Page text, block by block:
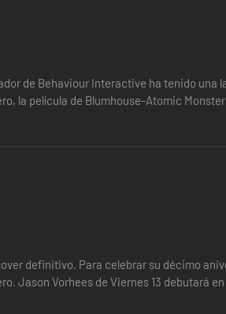
de color blanco mientras tanto.
Inconsciencia hasta que se purifique
de Behaviour Interactive ha tenido una
la película de Blumhouse-Atomic
definitivo. Para celebrar su décimo
Jason Vorhees de Viernes 13 debutará en